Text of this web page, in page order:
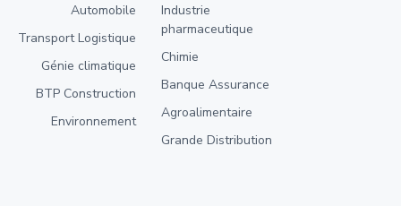
Automobile
Transport Logistique
Génie climatique
BTP Construction
Environnement
Industrie
pharmaceutique
Chimie
Banque Assurance
Agroalimentaire
Grande Distribution